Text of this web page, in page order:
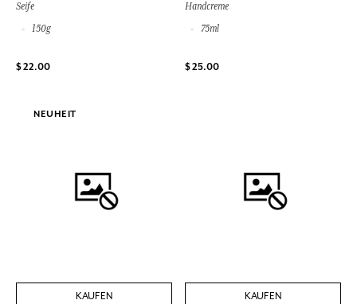
Seife
150g
$ 22.00
Handcreme
75ml
$ 25.00
NEUHEIT
KAUFEN KAUFEN